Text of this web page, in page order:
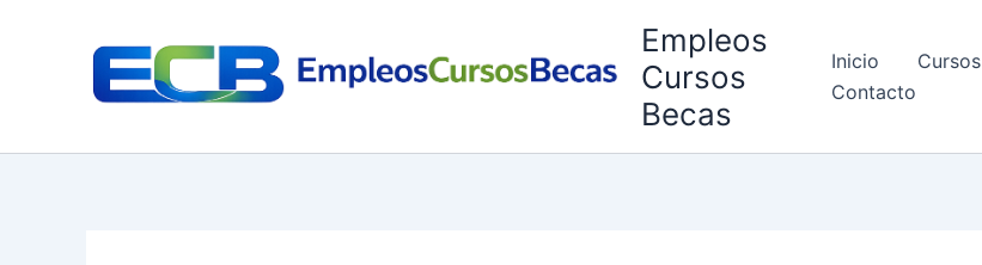
Empleos
Cursos
Becas
Inicio Cursos
Contacto